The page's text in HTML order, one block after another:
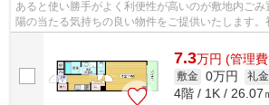
あると使い勝手がよく利便性が高いのが敷地内ご
陽の当たる気持ちの良い物件をご提供いたします。
できます。エレベーター付き物件です...
7.3万円 (管理
敷金 0万円 礼金
4階 / 1K / 26.07